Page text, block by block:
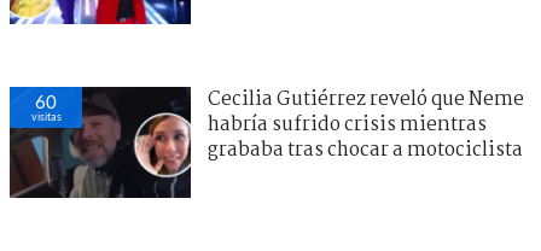
60
visitas
Cecilia Gutiérrez reveló que Neme
habría sufrido crisis mientras
grababa tras chocar a motociclista